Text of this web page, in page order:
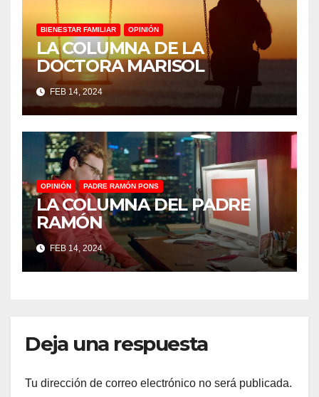
BIENESTAR FAMILIAR OPINIÓN
LA COLUMNA DE LA
DOCTORA MARISOL
FEB 14, 2024
OPINIÓN PADRE RAMÓN PONS
LA COLUMNA DEL PADRE
RAMÓN
FEB 14, 2024
Deja una respuesta
Tu dirección de correo electrónico no será publicada.